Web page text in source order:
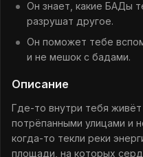
Он знает, какие БАДы
разрушат другое.
Он поможет тебе
и не мешок с бадами.
Описание
Где-то внутри тебя
потрёпанными улицами и
когда-то текли реки
площади, на которых